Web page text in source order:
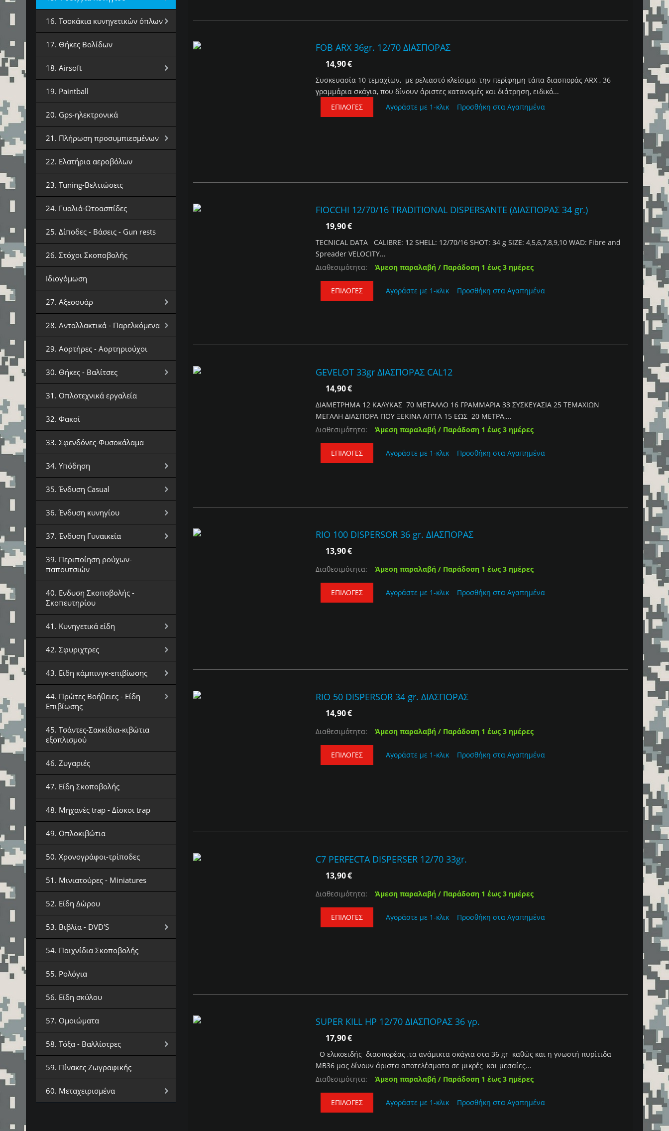
16. Τσοκάκια κυνηγετικών όπλων
17. Θήκες Βολίδων
18. Airsoft
19. Paintball
20. Gps-ηλεκτρονικά
21. Πλήρωση προσυμπιεσμένων
22. Ελατήρια αεροβόλων
23. Tuning-Βελτιώσεις
24. Γυαλιά-Ωτοασπίδες
25. Δίποδες - Βάσεις - Gun rests
26. Στόχοι Σκοποβολής
Ιδιογόμωση
27. Αξεσουάρ
28. Ανταλλακτικά - Παρελκόμενα
29. Αορτήρες - Αορτηριούχοι
30. Θήκες - Βαλίτσες
31. Οπλοτεχνικά εργαλεία
32. Φακοί
33. Σφενδόνες-Φυσοκάλαμα
34. Υπόδηση
35. Ένδυση Casual
36. Ένδυση κυνηγίου
37. Ένδυση Γυναικεία
39. Περιποίηση ρούχων-
παπουτσιών
40. Ενδυση Σκοποβολής -
Σκοπευτηρίου
41. Κυνηγετικά είδη
42. Σφυριχτρες
43. Είδη κάμπινγκ-επιβίωσης
44. Πρώτες Βοήθειες - Είδη
Επιβίωσης
45. Τσάντες-Σακκίδια-κιβώτια
εξοπλισμού
46. Ζυγαριές
47. Είδη Σκοποβολής
48. Μηχανές trap - Δίσκοι trap
49. Οπλοκιβώτια
50. Χρονογράφοι-τρίποδες
51. Μινιατούρες - Miniatures
52. Είδη Δώρου
53. Βιβλία - DVD'S
54. Παιχνίδια Σκοποβολής
55. Ρολόγια
56. Είδη σκύλου
57. Ομοιώματα
58. Τόξα - Βαλλίστρες
59. Πίνακες Ζωγραφικής
60. Μεταχειρισμένα
FOB ARX 36gr. 12/70 ΔΙΑΣΠΟΡΑΣ
14,90€
Συσκευασία 10 τεμαχίων, με ρελιαστό κλείσιμο, την περίφημη τάπα διασποράς ARX , 36
γραμμάρια σκάγια, που δίνουν άριστες κατανομές και διάτρηση, ειδικό...
ΕΠΙΛΟΓΈΣ
Αγοράστε με 1-κλικ Προσθήκη στα Αγαπημένα
FIOCCHI 12/70/16 TRADITIONAL DISPERSANTE (ΔΙΑΣΠΟΡΑΣ 34 gr.)
19,90€
TECNICAL DATA CALIBRE: 12 SHELL: 12/70/16 SHOT: 34 g SIZE: 4,5,6,7,8,9,10 WAD: Fibre and
Spreader VELOCITY...
Διαθεσιμότητα:
Άμεση παραλαβή / Παράδοση 1 έως 3 ημέρες
ΕΠΙΛΟΓΈΣ Αγοράστε με 1-κλικ Προσθήκη στα Αγαπημένα
GEVELOT 33gr ΔΙΑΣΠΟΡΑΣ CAL12
14,90€
ΔΙΑΜΕΤΡΗΜΑ 12 ΚΑΛΥΚΑΣ 70 ΜΕΤΑΛΛΟ 16 ΓΡΑΜΜΑΡΙΑ 33 ΣΥΣΚΕΥΑΣΙΑ 25 ΤΕΜΑΧΙΩΝ
ΜΕΓΑΛΗ ΔΙΑΣΠΟΡΑ ΠΟΥ ΞΕΚΙΝΑ ΑΠ’ΤΑ 15 ΕΩΣ 20 ΜΕΤΡΑ,...
Διαθεσιμότητα:
Άμεση παραλαβή / Παράδοση 1 έως 3 ημέρες
ΕΠΙΛΟΓΈΣ Αγοράστε με 1-κλικ Προσθήκη στα Αγαπημένα
RIO 100 DISPERSOR 36 gr. ΔΙΑΣΠΟΡΑΣ
13,90€
Διαθεσιμότητα: Άμεση παραλαβή / Παράδοση 1 έως 3 ημέρες
ΕΠΙΛΟΓΈΣ Αγοράστε με 1-κλικ Προσθήκη στα Αγαπημένα
RIO 50 DISPERSOR 34 gr. ΔΙΑΣΠΟΡΑΣ
14,90€
Διαθεσιμότητα: Άμεση παραλαβή / Παράδοση 1 έως 3 ημέρες
ΕΠΙΛΟΓΈΣ Αγοράστε με 1-κλικ Προσθήκη στα Αγαπημένα
C7 PERFECTA DISPERSER 12/70 33gr.
13,90€
Διαθεσιμότητα: Άμεση παραλαβή / Παράδοση 1 έως 3 ημέρες
ΕΠΙΛΟΓΈΣ Αγοράστε με 1-κλικ Προσθήκη στα Αγαπημένα
SUPER KILL HP 12/70 ΔΙΑΣΠΟΡΑΣ 36 γρ.
17,90€
Ο ελικοειδής διασπορέας ,τα ανάμικτα σκάγια στα 36 gr καθώς και η γνωστή πυρίτιδα
ΜΒ36 μας δίνουν άριστα αποτελέσματα σε μικρές και μεσαίες...
Διαθεσιμότητα:
Άμεση παραλαβή / Παράδοση 1 έως 3 ημέρες
ΕΠΙΛΟΓΈΣ Αγοράστε με 1-κλικ Προσθήκη στα Αγαπημένα